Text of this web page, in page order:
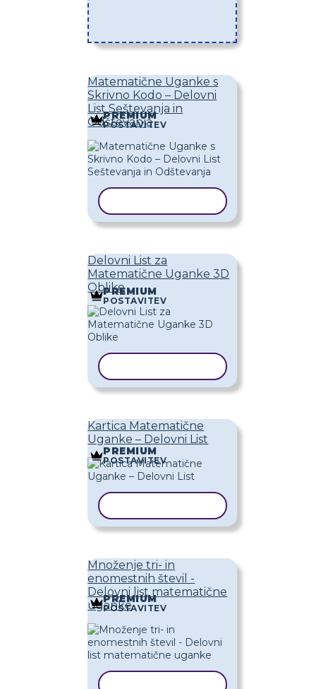
Matematične Uganke s
Skrivno Kodo – Delovni
List Seštevanja in
Odštevanja
PREMIUM
POSTAVITEV
Delovni List za
Matematične Uganke 3D
Oblike
PREMIUM
POSTAVITEV
Kartica Matematične
Uganke – Delovni List
PREMIUM
POSTAVITEV
Množenje tri- in
enomestnih števil -
Delovni list matematične
uganke
PREMIUM
POSTAVITEV